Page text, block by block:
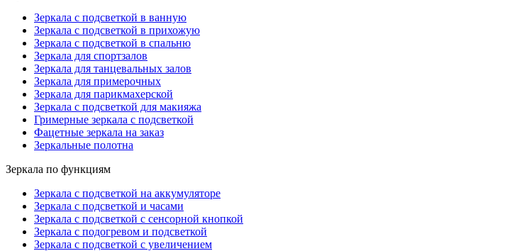
Зеркала с подсветкой в ванную
Зеркала с подсветкой в прихожую
Зеркала с подсветкой в спальню
Зеркала для спортзалов
Зеркала для танцевальных залов
Зеркала для примерочных
Зеркала для парикмахерской
Зеркала с подсветкой для макияжа
Гримерные зеркала с подсветкой
Фацетные зеркала на заказ
Зеркальные полотна
Зеркала по функциям
Зеркала с подсветкой на аккумуляторе
Зеркала с подсветкой и часами
Зеркала с подсветкой с сенсорной кнопкой
Зеркала с подогревом и подсветкой
Зеркала с подсветкой с увеличением